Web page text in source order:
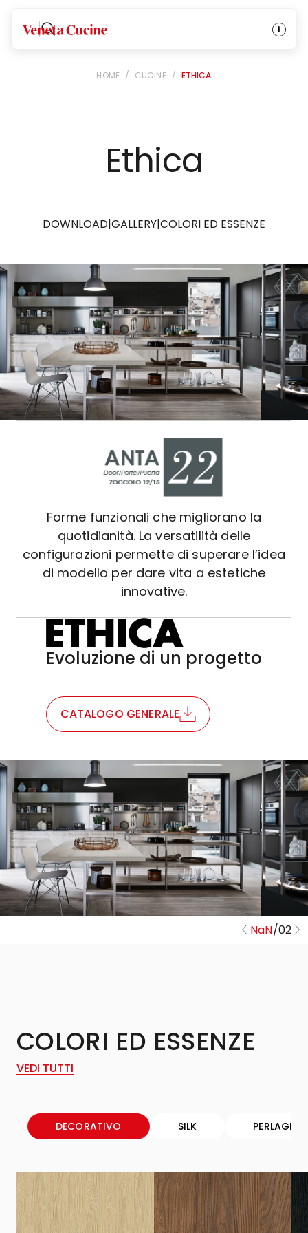
Veneta Cucine
HOME / CUCINE / ETHICA
Ethica
DOWNLOAD|GALLERY|COLORI ED ESSENZE
Forme funzionali che migliorano la
quotidianità. La versatilità delle
configurazioni permette di superare l’idea
di modello per dare vita a estetiche
innovative.
Evoluzione di un progetto
CATALOGO GENERALE
NaN/02
COLORI ED ESSENZE
VEDI TUTTI
DECORATIVO SILK PERLAGE